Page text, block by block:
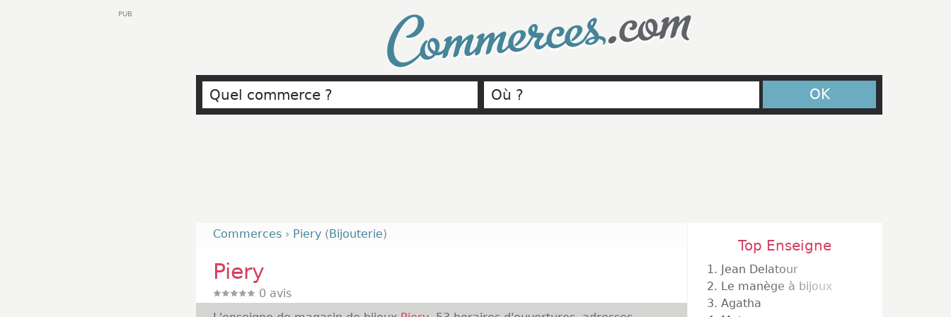
Commerces.com
OK
Commerces › Piery (Bijouterie)
Piery
0 avis
Top Enseigne
1. Jean Delatour
2. Le manège à bijoux
3. Agatha
PUB